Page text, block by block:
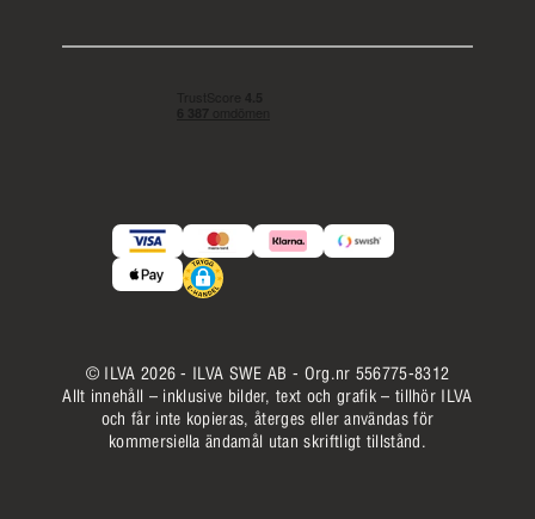
© ILVA 2026 - ILVA SWE AB - Org.nr 556775-8312
Allt innehåll – inklusive bilder, text och grafik – tillhör ILVA
och får inte kopieras, återges eller användas för
kommersiella ändamål utan skriftligt tillstånd.